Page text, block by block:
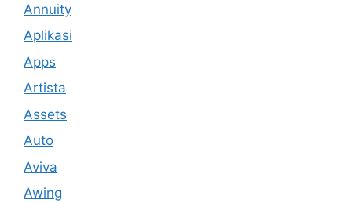
Annuity
Aplikasi
Apps
Artista
Assets
Auto
Aviva
Awing